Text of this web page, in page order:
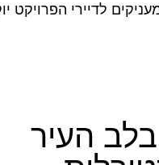
לדיירי הפרויקט
העיר